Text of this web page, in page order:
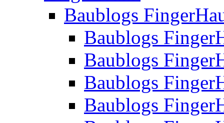
Baublogs
Baublogs
Baublogs
Baublogs
Baublogs